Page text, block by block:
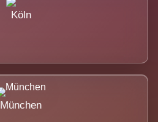
Köln
München